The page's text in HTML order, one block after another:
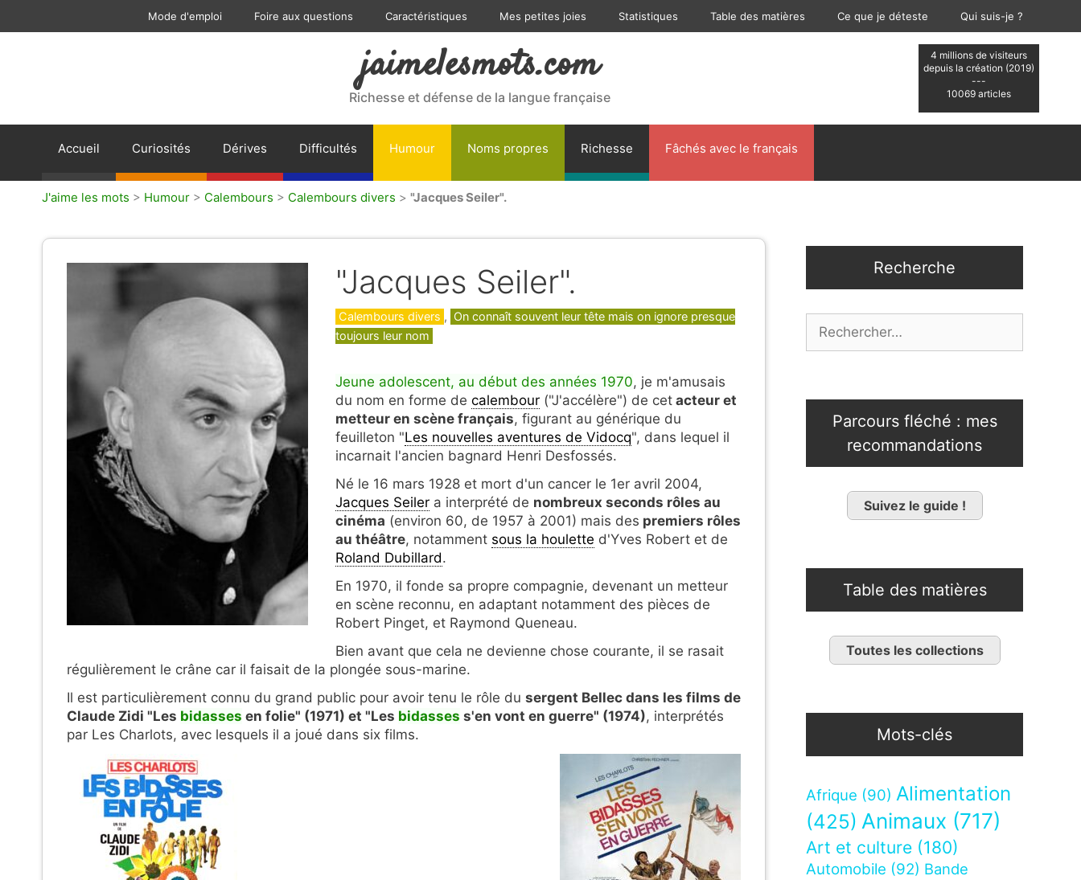
Mode d'emploi Foire aux questions Caractéristiques Mes petites joies Statistiques Table des matières Ce que je déteste Qui suis-je ?
4 millions de visiteurs
depuis la création (2019)
---
10069 articles
jaimelesmots.com
Richesse et défense de la langue française
Accueil Curiosités Dérives Difficultés Humour Noms propres Richesse Fâchés avec le français
J'aime les mots > Humour > Calembours > Calembours divers > "Jacques Seiler".
"Jacques Seiler".
Catégories
Calembours divers , On connaît souvent leur tête mais on ignore presque
toujours leur nom
Jeune adolescent, au début des années 1970, je m'amusais
du nom en forme de calembour ("J'accélère") de cet acteur et
metteur en scène français, figurant au générique du
feuilleton "Les nouvelles aventures de Vidocq", dans lequel il
incarnait l'ancien bagnard Henri Desfossés.
Né le 16 mars 1928 et mort d'un cancer le 1er avril 2004,
Jacques Seiler a interprété de nombreux seconds rôles au
cinéma (environ 60, de 1957 à 2001) mais des premiers rôles
au théâtre, notamment sous la houlette d'Yves Robert et de
Roland Dubillard.
En 1970, il fonde sa propre compagnie, devenant un metteur
en scène reconnu, en adaptant notamment des pièces de
Robert Pinget, et Raymond Queneau.
Bien avant que cela ne devienne chose courante, il se rasait
régulièrement le crâne car il faisait de la plongée sous-marine.
Il est particulièrement connu du grand public pour avoir tenu le rôle du sergent Bellec dans les films de
Claude Zidi "Les bidasses en folie" (1971) et "Les bidasses s'en vont en guerre" (1974), interprétés
par Les Charlots, avec lesquels il a joué dans six films.
Recherche
Parcours fléché : mes
recommandations
Suivez le guide !
Table des matières
Toutes les collections
Mots-clés
Afrique (90) Alimentation
(425) Animaux (717)
Art et culture (180)
Automobile (92) Bande